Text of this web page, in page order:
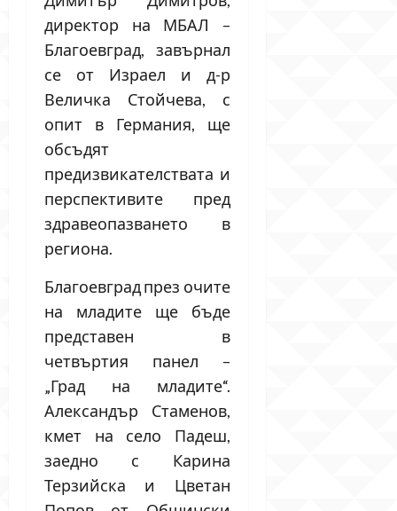
директор на МБАЛ –
Благоевград, завърнал
се от Израел и д-р
Величка Стойчева, с
опит в Германия, ще
обсъдят
предизвикателствата и
перспективите пред
здравеопазването в
региона.
Благоевград през очите
на младите ще бъде
представен в
четвъртия панел –
„Град на младите“.
Александър Стаменов,
кмет на село Падеш,
заедно с Карина
Терзийска и Цветан